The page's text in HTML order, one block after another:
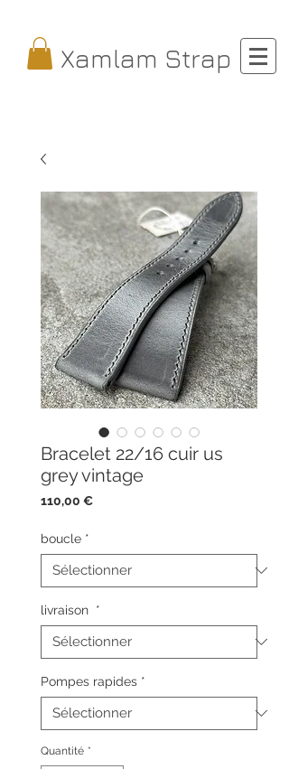
Xamlam Strap
Bracelet 22/16 cuir us
grey vintage
110,00 €Prix
boucle *
livraison *
Pompes rapides *
Quantité *